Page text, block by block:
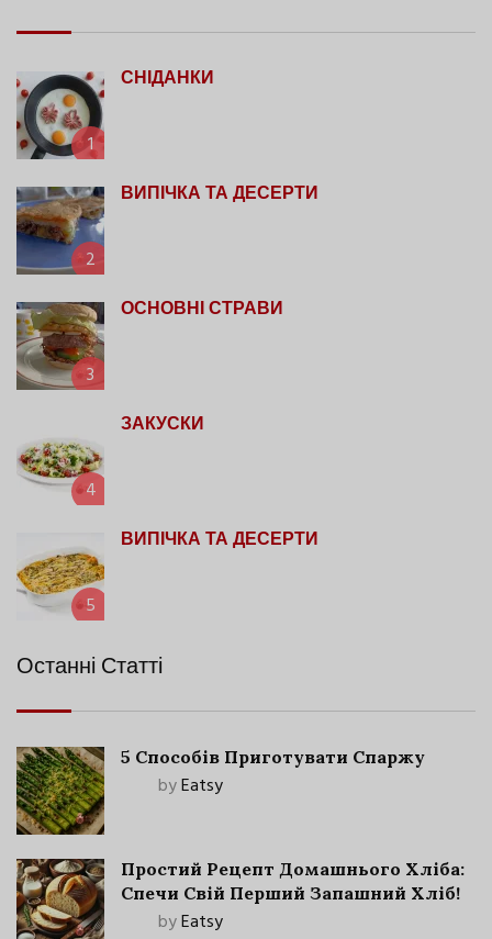
1
СНІДАНКИ
2
ВИПІЧКА ТА ДЕСЕРТИ
3
ОСНОВНІ СТРАВИ
4
ЗАКУСКИ
5
ВИПІЧКА ТА ДЕСЕРТИ
Останні Статті
5 Способів Приготувати Спаржу
byEatsy
Простий Рецепт Домашнього Хліба:
Спечи Свій Перший Запашний Хліб!
byEatsy